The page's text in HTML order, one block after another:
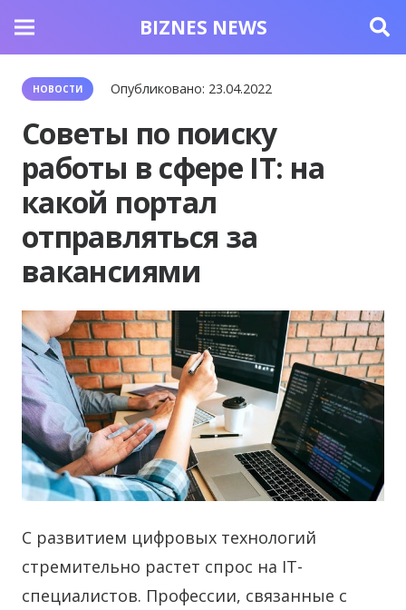
BIZNES NEWS
НОВОСТИ Опубликовано: 23.04.2022
Советы по поиску
работы в сфере IT: на
какой портал
отправляться за
вакансиями
С развитием цифровых технологий
стремительно растет спрос на IT-
специалистов. Профессии, связанные с